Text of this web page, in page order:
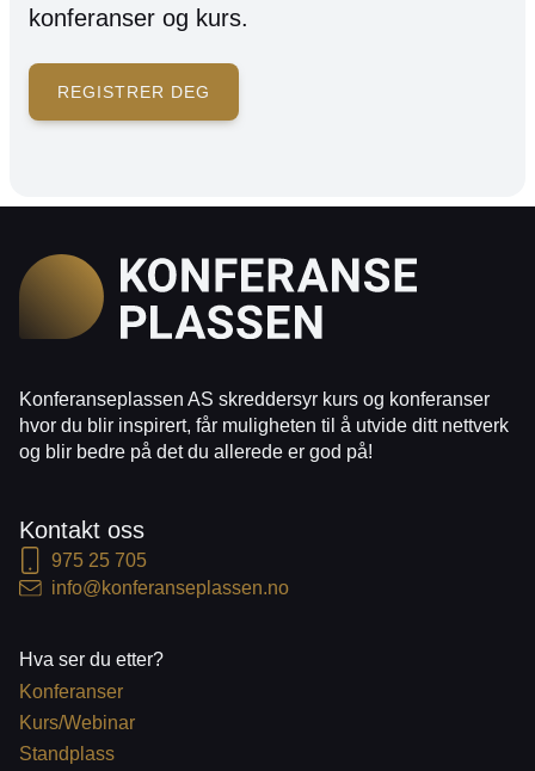
konferanser og kurs.
REGISTRER DEG
Konferanseplassen AS skreddersyr kurs og konferanser
hvor du blir inspirert, får muligheten til å utvide ditt nettverk
og blir bedre på det du allerede er god på!
Kontakt oss
975 25 705
info@konferanseplassen.no
Hva ser du etter?
Konferanser
Kurs/Webinar
Standplass